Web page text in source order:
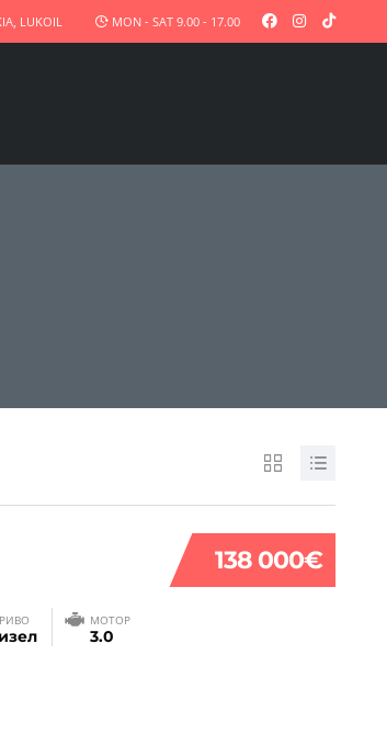
MON - SAT 9.00 - 17.00
LUKOIL
138 000€
МОТОР
3.0